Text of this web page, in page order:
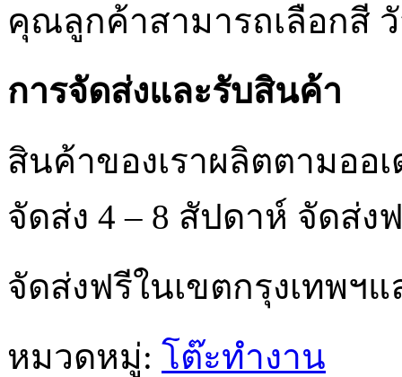
คุณลูกค้าสามารถเลือกสี
การจัดส่งและรับสินค้า
สินค้าของเราผลิตตามออ
จัดส่ง 4 – 8 สัปดาห์ จัดส่
จัดส่งฟรีในเขตกรุงเทพฯ
หมวดหมู่: โต๊ะทำงาน